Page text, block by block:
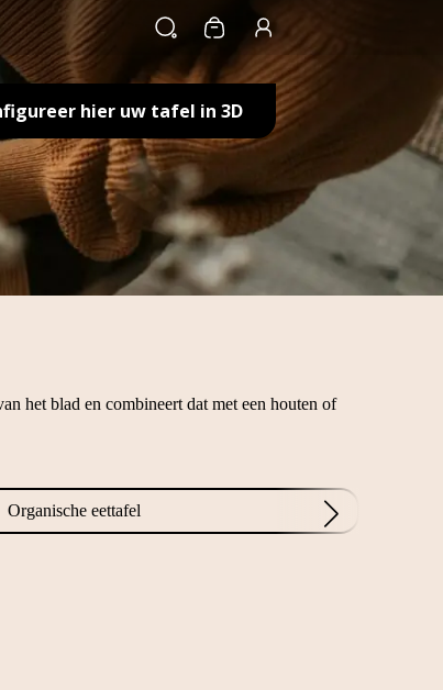
Winkelwagen
hier uw tafel in 3D
het blad en combineert dat met een houten of
Organische eettafel